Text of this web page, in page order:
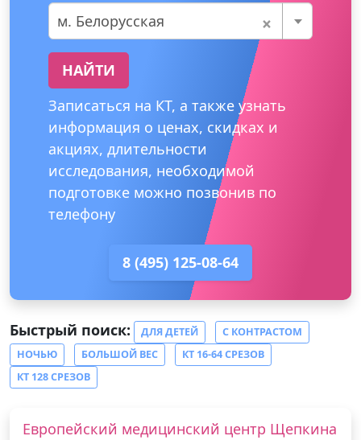
×
м. Белорусская
НАЙТИ
Записаться на КТ, а также узнать
информация о ценах, скидках и
акциях, длительности
исследования, необходимой
подготовке можно позвонив по
телефону
8 (495) 125-08-64
Быстрый поиск: ДЛЯ ДЕТЕЙ
С КОНТРАСТОМ
НОЧЬЮ
БОЛЬШОЙ ВЕС
КТ 16-64 СРЕЗОВ
КТ 128 СРЕЗОВ
Европейский медицинский центр Щепкина